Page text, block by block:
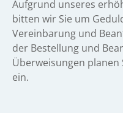
Aufgrund unseres
bitten wir Sie um
Vereinbarung und
der Bestellung und
Überweisungen planen
ein.